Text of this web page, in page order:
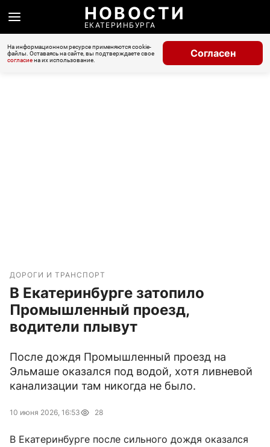
НОВОСТИ
ЕКАТЕРИНБУРГА
На информационном ресурсе применяются cookie-
файлы. Оставаясь на сайте, вы подтверждаете свое
согласиена их использование.
Согласен
ДОРОГИ И ТРАНСПОРТ
В Екатеринбурге затопило
Промышленный проезд,
водители плывут
После дождя Промышленный проезд на
Эльмаше оказался под водой, хотя ливневой
канализации там никогда не было.
10 июня 2026, 16:53 28
В Екатеринбурге после сильного дождя оказался